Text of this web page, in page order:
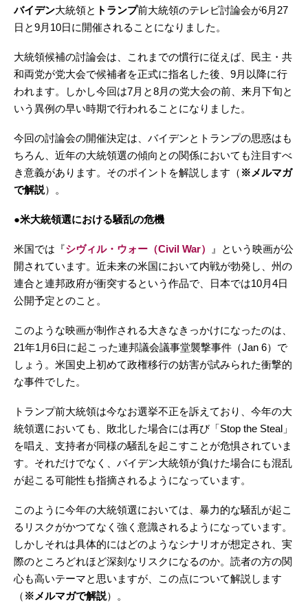
バイデン大統領と トランプ前大統領のテレビ討論会が6月27
日と9月10日に開催されることになりました。
大統領候補の討論会は、これまでの慣行に従えば、民主・共
和両党が党大会で候補者を正式に指名した後、9月以降に行
われます。しかし今回は7月と8月の党大会の前、来月下旬と
いう異例の早い時期で行われることになりました。
今回の討論会の開催決定は、バイデンとトランプの思惑はも
ちろん、近年の大統領選の傾向との関係においても注目すべ
き意義があります。そのポイントを解説します（ ※メルマガ
で解説）。
●米大統領選における騒乱の危機
米国では『シヴィル・ウォー（Civil War）
』という映画が公
開されています。近未来の米国において内戦が勃発し、州の
連合と連邦政府が衝突するという作品で、日本では10月4日
公開予定とのこと。
このような映画が制作される大きなきっかけになったのは、
21年1月6日に起こった連邦議会議事堂襲撃事件（Jan 6）で
しょう。米国史上初めて政権移行の妨害が試みられた衝撃的
な事件でした。
トランプ前大統領は今なお選挙不正を訴えており、今年の大
統領選においても、敗北した場合には再び「Stop the Steal」
を唱え、支持者が同様の騒乱を起こすことが危惧されていま
す。それだけでなく、バイデン大統領が負けた場合にも混乱
が起こる可能性も指摘されるようになっています。
このように今年の大統領選においては、暴力的な騒乱が起こ
るリスクがかつてなく強く意識されるようになっています。
しかしそれは具体的にはどのようなシナリオが想定され、実
際のところどれほど深刻なリスクになるのか。読者の方の関
心も高いテーマと思いますが、この点について解説します
（ ※メルマガで解説）。